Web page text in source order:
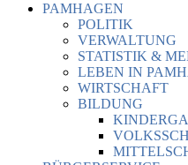
PAMHAGEN
POLITIK
VERWALTUNG
STATISTIK &
LEBEN IN
WIRTSCHAFT
BILDUNG